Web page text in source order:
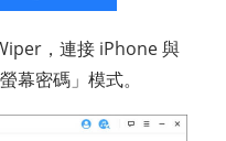
，連接 iPhone 與
幕密碼」模式。